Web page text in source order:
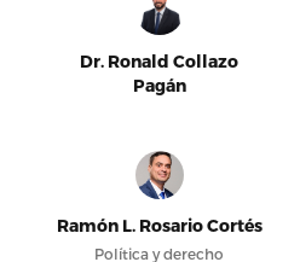
Dr. Ronald Collazo
Pagán
Ramón L. Rosario Cortés
Política y derecho